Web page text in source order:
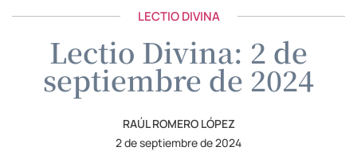
LECTIO DIVINA
Lectio Divina: 2 de
septiembre de 2024
RAÚL ROMERO LÓPEZ
2 de septiembre de 2024